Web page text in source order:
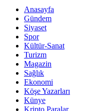
Anasayfa
Gündem
Siyaset
Spor
Kültür-Sanat
Turizm
Magazin
Sağlık
Ekonomi
Köşe Yazarları
Künye
Kripto Paralar